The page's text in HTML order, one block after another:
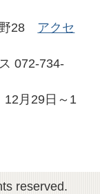
野28 アクセ
072-734-
月29日～1
reserved.